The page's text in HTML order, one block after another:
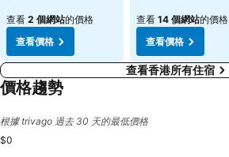
查看 2 個網站的價格
查看價格
查看 14 個網站的價格
查看價格
查看香港所有住宿
價格趨勢
根據 trivago 過去 30 天的最低價格
$0